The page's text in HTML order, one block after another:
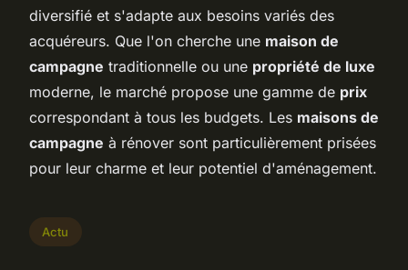
diversifié et s'adapte aux besoins variés des
acquéreurs. Que l'on cherche une maison de
campagne traditionnelle ou une propriété de luxe
moderne, le marché propose une gamme de prix
correspondant à tous les budgets. Les maisons de
campagne à rénover sont particulièrement prisées
pour leur charme et leur potentiel d'aménagement.
Actu